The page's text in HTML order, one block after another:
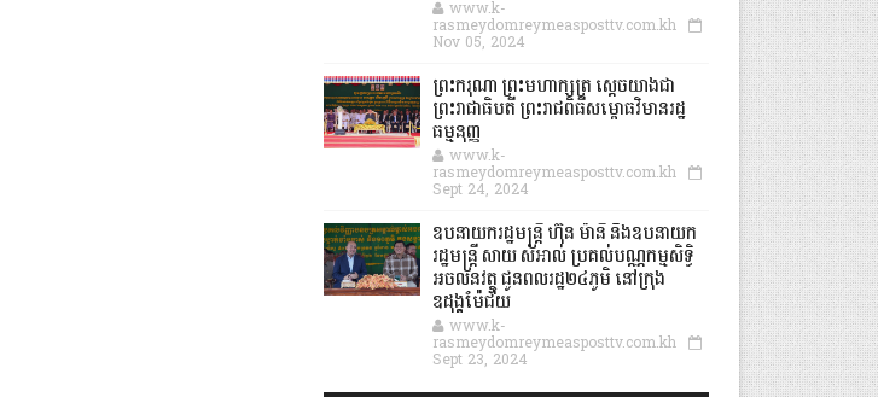
www.k-
rasmeydomreymeasposttv.com.kh
Nov 05, 2024
ព្រះករុណា ព្រះមហាក្សត្រ ស្តេចយាងជា
ព្រះរាជាធិបតី ព្រះរាជពិធីសម្ពោធវិមានរដ្ឋ
ធម្មនុញ្ញ
www.k-
rasmeydomreymeasposttv.com.kh
Sept 24, 2024
ឧបនាយករដ្ឋមន្ដ្រី ហ៊ុន ម៉ានី និងឧបនាយក
រដ្ឋមន្ដ្រី សាយ សំអាល់ ប្រគល់បណ្ណកម្មសិទ្ធិ
អចលនវត្ថុ ជូនពលរដ្ឋ២៤ភូមិ នៅក្រុង
ឧដុង្គម៉ែជ័យ
www.k-
rasmeydomreymeasposttv.com.kh
Sept 23, 2024